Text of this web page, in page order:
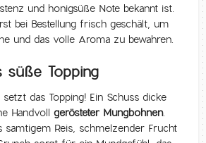
und honigsüße Note bekannt ist.
bei Bestellung frisch geschält, um
und das volle Aroma zu bewahren.
Topping
das Topping! Ein Schuss dicke
Handvollgerösteter Mungbohnen.
samtigem Reis, schmelzender Frucht